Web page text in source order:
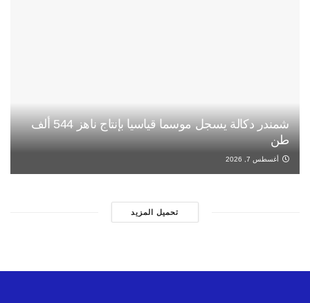
شمندر دكالة يسجل موسما قياسيا بإنتاج ناهز 544 ألف
طن
أغسطس 7, 2026
تحميل المزيد